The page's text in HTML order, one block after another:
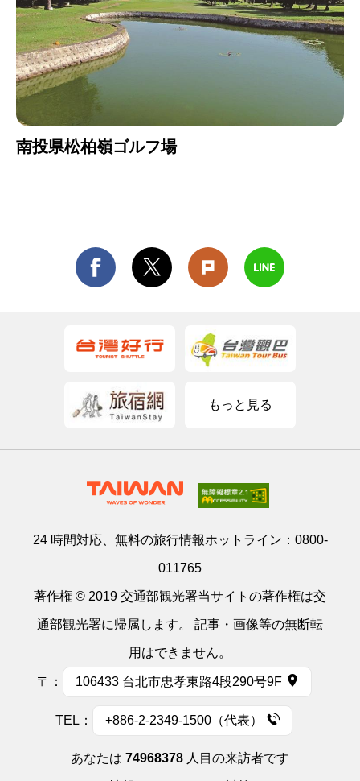
南投県松柏嶺ゴルフ場
もっと見る
24 時間対応、無料の旅行情報ホットライン： 0800-
011765
著作権 © 2019 交通部観光署当サイトの著作権は交
通部観光署に帰属します。 記事・画像等の無断転
用はできません。
〒： 106433 台北市忠孝東路4段290号9F
TEL： +886-2-2349-1500（代表）
あなたは 74968378 人目の来訪者です